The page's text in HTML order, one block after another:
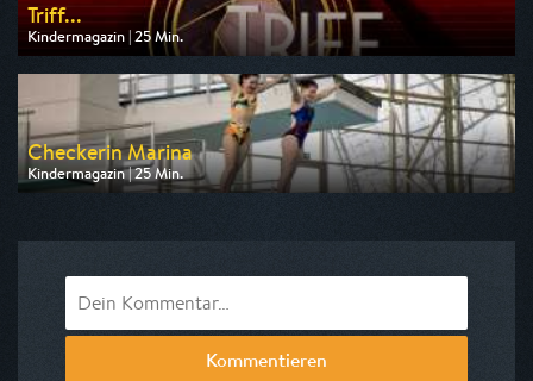
Triff...
Kindermagazin | 25 Min.
Ausgestrahlt von KiKA
am 07.08.2026, 13:10
Checkerin Marina
Kindermagazin | 25 Min.
Ausgestrahlt von KiKA
Kommentieren